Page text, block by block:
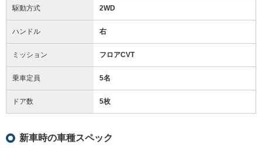
駆動方式 2WD
ハンドル 右
ミッション フロアCVT
乗車定員 5名
ドア数 5枚
新車時の車種スペック